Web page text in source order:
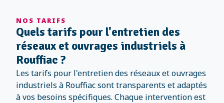
NOS TARIFS
Quels tarifs pour l'entretien des
réseaux et ouvrages industriels à
Rouffiac ?
Les tarifs pour l'entretien des réseaux et ouvrages
industriels à Rouffiac sont transparents et adaptés
à vos besoins spécifiques. Chaque intervention est